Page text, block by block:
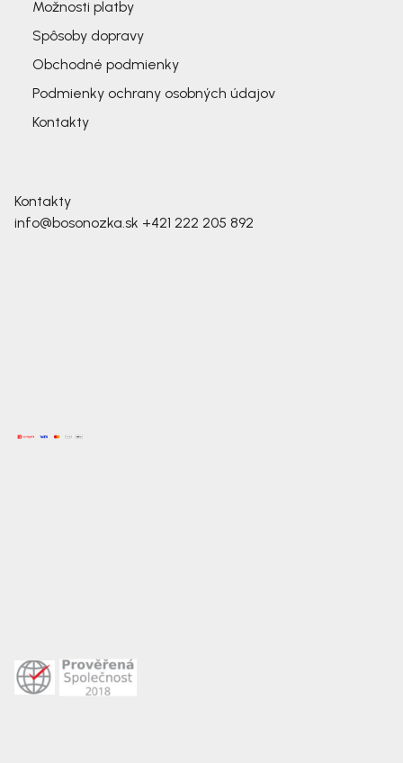
Možnosti platby
Spôsoby dopravy
Obchodné podmienky
Podmienky ochrany osobných údajov
Kontakty
Kontakty
info@bosonozka.sk +421 222 205 892